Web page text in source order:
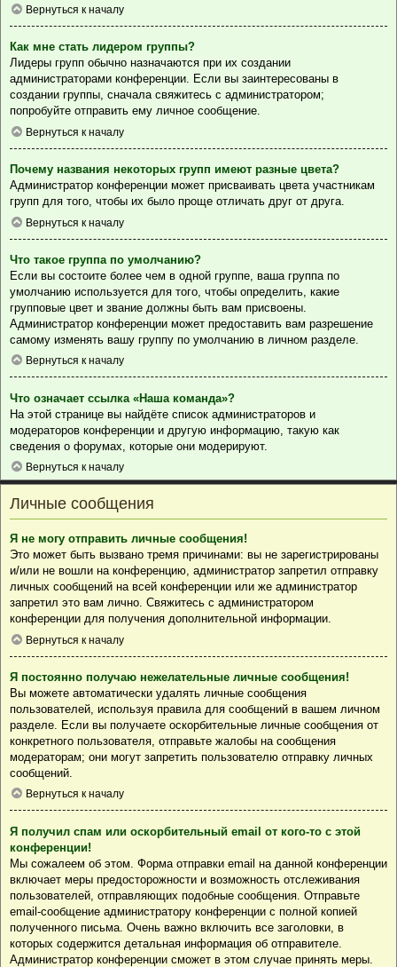
Вернуться к началу
Как мне стать лидером группы?
Лидеры групп обычно назначаются при их создании
администраторами конференции. Если вы заинтересованы в
создании группы, сначала свяжитесь с администратором;
попробуйте отправить ему личное сообщение.
Вернуться к началу
Почему названия некоторых групп имеют разные цвета?
Администратор конференции может присваивать цвета участникам
групп для того, чтобы их было проще отличать друг от друга.
Вернуться к началу
Что такое группа по умолчанию?
Если вы состоите более чем в одной группе, ваша группа по
умолчанию используется для того, чтобы определить, какие
групповые цвет и звание должны быть вам присвоены.
Администратор конференции может предоставить вам разрешение
самому изменять вашу группу по умолчанию в личном разделе.
Вернуться к началу
Что означает ссылка «Наша команда»?
На этой странице вы найдёте список администраторов и
модераторов конференции и другую информацию, такую как
сведения о форумах, которые они модерируют.
Вернуться к началу
Личные сообщения
Я не могу отправить личные сообщения!
Это может быть вызвано тремя причинами: вы не зарегистрированы
и/или не вошли на конференцию, администратор запретил отправку
личных сообщений на всей конференции или же администратор
запретил это вам лично. Свяжитесь с администратором
конференции для получения дополнительной информации.
Вернуться к началу
Я постоянно получаю нежелательные личные сообщения!
Вы можете автоматически удалять личные сообщения
пользователей, используя правила для сообщений в вашем личном
разделе. Если вы получаете оскорбительные личные сообщения от
конкретного пользователя, отправьте жалобы на сообщения
модераторам; они могут запретить пользователю отправку личных
сообщений.
Вернуться к началу
Я получил спам или оскорбительный email от кого-то с этой
конференции!
Мы сожалеем об этом. Форма отправки email на данной конференции
включает меры предосторожности и возможность отслеживания
пользователей, отправляющих подобные сообщения. Отправьте
email-сообщение администратору конференции с полной копией
полученного письма. Очень важно включить все заголовки, в
которых содержится детальная информация об отправителе.
Администратор конференции сможет в этом случае принять меры.